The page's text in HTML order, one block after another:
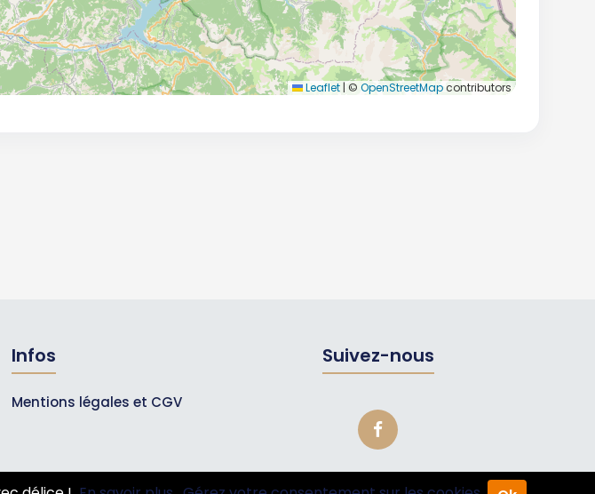
Leaflet | © OpenStreetMapcontributors
Infos
Mentions légales et CGV
Suivez-nous